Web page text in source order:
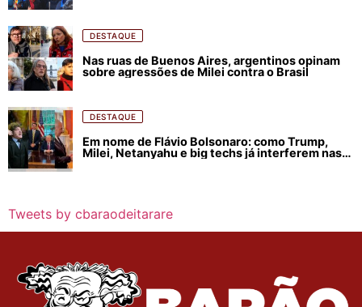
DESTAQUE
Nas ruas de Buenos Aires, argentinos opinam
sobre agressões de Milei contra o Brasil
DESTAQUE
Em nome de Flávio Bolsonaro: como Trump,
Milei, Netanyahu e big techs já interferem nas
Tweets by cbaraodeitarare